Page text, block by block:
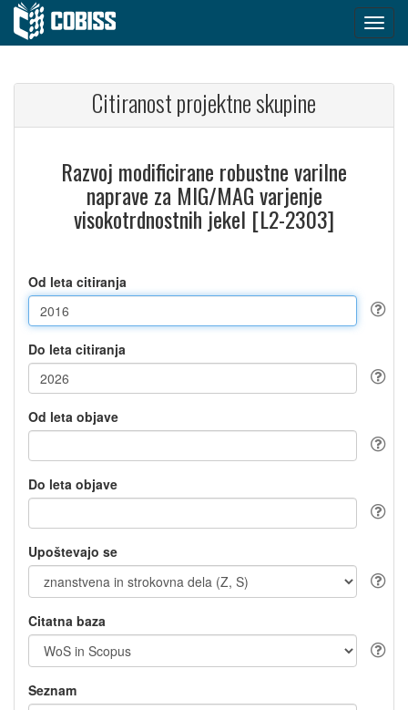
Citiranost projektne skupine
Razvoj modificirane robustne varilne
naprave za MIG/MAG varjenje
visokotrdnostnih jekel [L2-2303]
Od leta citiranja
Do leta citiranja
Od leta objave
Do leta objave
Upoštevajo se
Citatna baza
Seznam